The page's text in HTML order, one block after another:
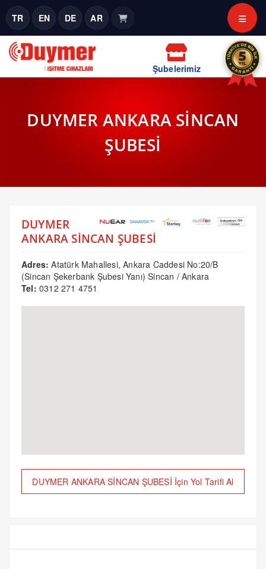
TR EN DE AR
Şubelerimiz
DUYMER ANKARA SİNCAN
ŞUBESİ
DUYMER
ANKARA SİNCAN ŞUBESİ
Adres: Atatürk Mahallesi, Ankara Caddesi No:20/B
(Sincan Şekerbank Şubesi Yanı) Sincan / Ankara
Tel: 0312 271 4751
DUYMER ANKARA SİNCAN ŞUBESİ İçin Yol Tarifi Al